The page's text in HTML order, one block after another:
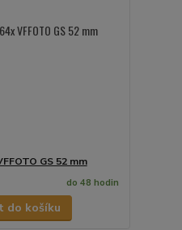
GS 52 mm
do 48 hodin
do košíku